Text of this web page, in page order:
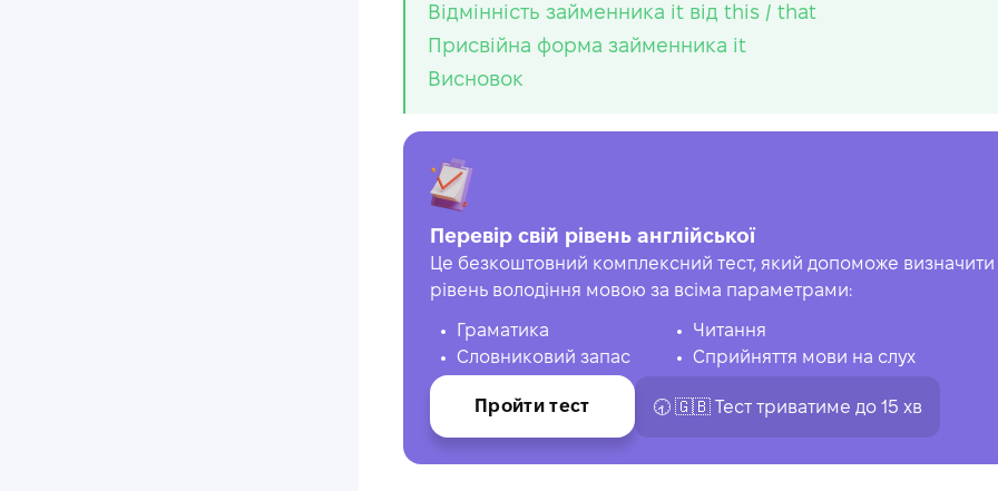
Відмінність займенника it від this / that
Присвійна форма займенника it
Висновок
Перевір свій рівень англійської
Це безкоштовний комплексний тест, який допоможе визначити
рівень володіння мовою за всіма параметрами:
Граматика
Словниковий запас
Читання
Сприйняття мови на слух
Пройти тест 🕣 🇬🇧 Тест триватиме до 15 хв